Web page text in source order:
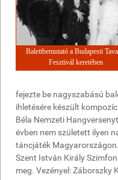
Balettbemutató a Budapesti
Fesztivál keretében
fejezte be nagyszabású
ihletésére készült
Béla Nemzeti
évben nem született ilyen
táncjáték
Szent István Király
meg. Vezényel: Záborszky